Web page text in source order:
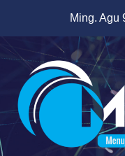
content
Ming. Agu